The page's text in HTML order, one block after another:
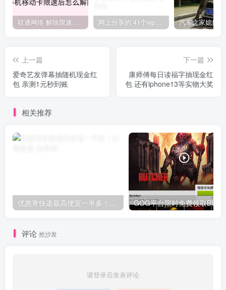
联通网络 解除限速方法参考！畅享、畅玩、老白干等及其它地区自测了 网上分享的 41个vip解析接口 有需要的拿去~ 免费看全网VIP会员视频
上一篇
爱奇艺发弹幕抽随机现金红
包 亲测1元秒到账
下一篇
康师傅每日读福字抽现金红
包 还有iphone13等实物大奖
相关推荐
评论 抢沙发
请登录后发表评论